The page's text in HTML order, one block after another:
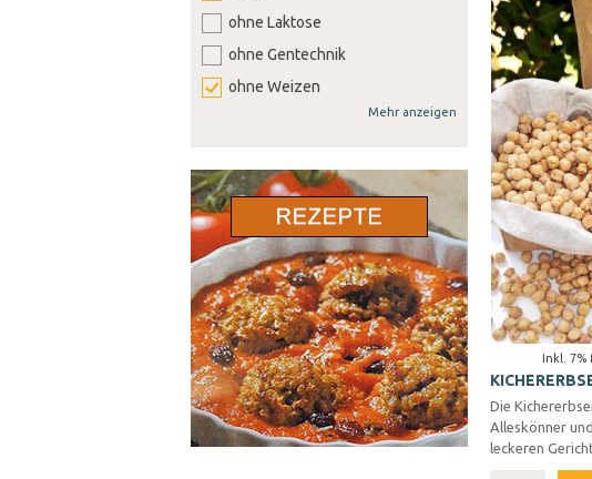
Inkl. 7%
Die
Alleskönner
leckeren
ohne Laktose
ohne Gentechnik
ohne Weizen
ohne Sellerie
ohne Lupine
ohne Gluten
ohne Nüsse
Mehr anzeigen